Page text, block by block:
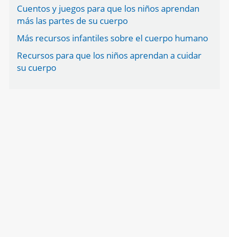
Cuentos y juegos para que los niños aprendan
más las partes de su cuerpo
Más recursos infantiles sobre el cuerpo humano
Recursos para que los niños aprendan a cuidar
su cuerpo